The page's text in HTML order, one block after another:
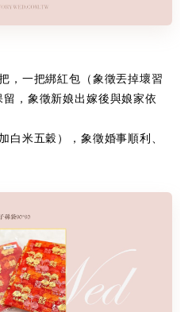
，一把綁紅包（象徵丟掉壞習
，象徵新娘出嫁後與娘家依
白米五穀），象徵婚事順利、